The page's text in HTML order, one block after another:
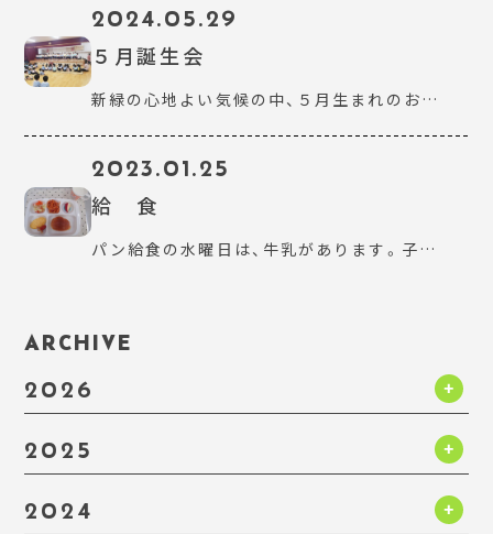
2024.05.29
５月誕生会
新緑の心地よい気候の中、５月生まれのお…
2023.01.25
給 食
パン給食の水曜日は、牛乳があります。子…
ARCHIVE
2026
2025
2024